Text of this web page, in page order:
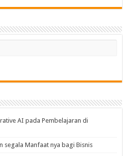
AI pada Pembelajaran di
segala Manfaat nya bagi Bisnis